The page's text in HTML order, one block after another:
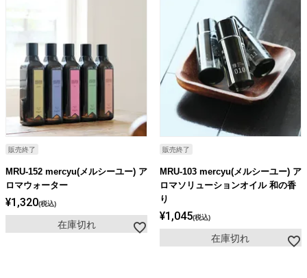
販売終了
MRU-152 mercyu(メルシーユー) ア
ロマウォーター
¥1,320 税込
在庫切れ
販売終了
MRU-103 mercyu(メルシーユー) ア
ロマソリューションオイル 和の香
り
¥1,045 税込
在庫切れ